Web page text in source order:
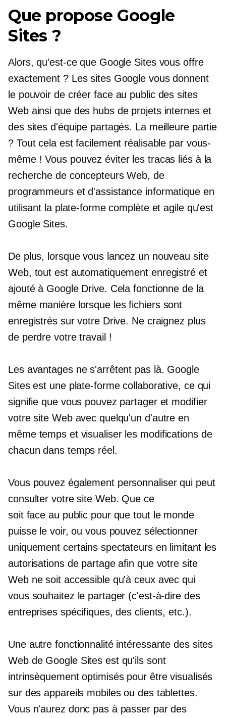
Que propose Google
Sites ?
Alors, qu'est-ce que Google Sites vous offre
exactement ? Les sites Google vous donnent
le pouvoir de créer face au publicdes sites
Web ainsi que des hubs de projets internes et
des sites d'équipe partagés. La meilleure partie
? Tout cela est facilement réalisable par vous-
même ! Vous pouvez éviter les tracas liés à la
recherche de concepteurs Web, de
programmeurs et d'assistance informatique en
utilisant la plate-forme complète et agile qu'est
Google Sites.
De plus, lorsque vous lancez un nouveau site
Web, tout est automatiquement enregistré et
ajouté à Google Drive. Cela fonctionne de la
même manière lorsque les fichiers sont
enregistrés sur votre Drive. Ne craignez plus
de perdre votre travail !
Les avantages ne s'arrêtent pas là. Google
Sites est une plate-forme collaborative, ce qui
signifie que vous pouvez partager et modifier
votre site Web avec quelqu'un d'autre en
même temps et visualiser les modifications de
chacun dans temps réel.
Vous pouvez également personnaliser qui peut
consulter votre site Web. Que ce
soit face au public pour que tout le monde
puisse le voir, ou vous pouvez sélectionner
uniquement certains spectateurs en limitant les
autorisations de partage afin que votre site
Web ne soit accessible qu'à ceux avec qui
vous souhaitez le partager (c'est-à-dire des
entreprises spécifiques, des clients, etc.).
Une autre fonctionnalité intéressante des sites
Web de Google Sites est qu'ils sont
intrinsèquement optimisés pour être visualisés
sur des appareils mobiles ou des tablettes.
Vous n'aurez donc pas à passer par des